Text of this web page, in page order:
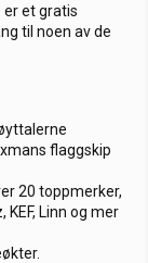
er et gratis
til noen av de
flaggskip
20 toppmerker,
Linn og mer